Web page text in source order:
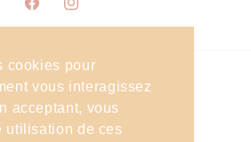
cookies pour
vous interagissez
acceptant, vous
utilisation de ces
FacebookInstagram
région
France | EUR €